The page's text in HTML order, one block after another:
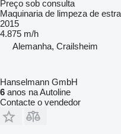
Preço sob consulta
Maquinaria de limpeza de
2015
4.875 m/h
Alemanha, Crailsheim
Hanselmann GmbH
6 anos na Autoline
Contacte o vendedor